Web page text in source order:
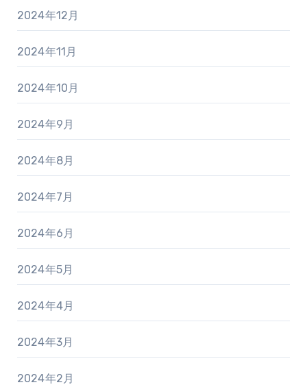
2024年12月
2024年11月
2024年10月
2024年9月
2024年8月
2024年7月
2024年6月
2024年5月
2024年4月
2024年3月
2024年2月